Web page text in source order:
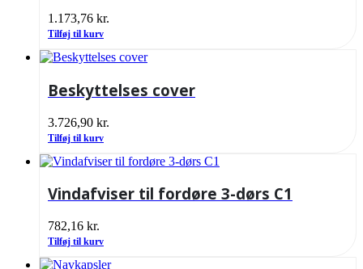
1.173,76 kr.
Tilføj til kurv
Beskyttelses cover
3.726,90 kr.
Tilføj til kurv
Vindafviser til fordøre 3-dørs C1
782,16 kr.
Tilføj til kurv